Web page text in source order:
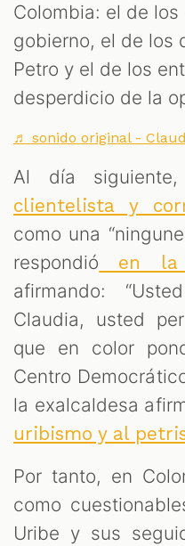
Colombia: el de
gobierno, el de los
Petro y el de los
desperdicio de la
♬ sonido original -
Al día
clientelista y
como una
respondió en la
afirmando:
Claudia, usted
que en color
Centro
la exalcaldesa
uribismo y al
Por tanto, en
como
Uribe y sus